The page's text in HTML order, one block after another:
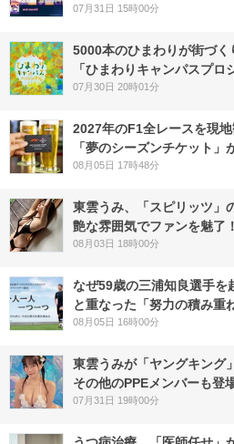
07月31日 15時00分
5000本のひまわりが街づ
「ひまわりキャンパスプロ
07月30日 20時01分
2027年のF1全レースを現
「夢のシーズンチケット」
08月05日 17時48分
東雲うみ、「スピリッツ」
艶な雰囲気でファンを魅了！
08月03日 18時00分
なぜ59歳の三浦知良選手
と重なった「努力の積み重
08月05日 16時00分
東雲うみが「ヤングキング
その他のPPEメンバーも登
07月31日 19時00分